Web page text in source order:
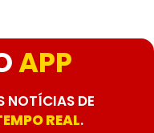
APP
NOTÍCIAS DE
REAL.